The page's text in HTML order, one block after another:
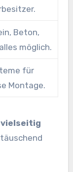
Beton,
möglich.
für
Montage.